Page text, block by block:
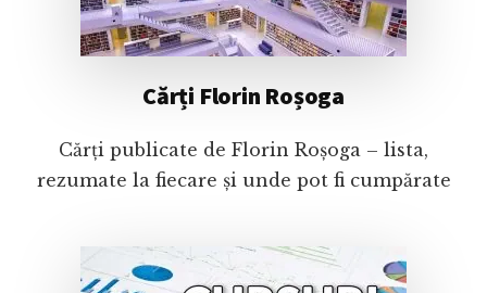
Cărți Florin Roșoga
Cărți publicate de Florin Roșoga – lista,
rezumate la fiecare și unde pot fi cumpărate